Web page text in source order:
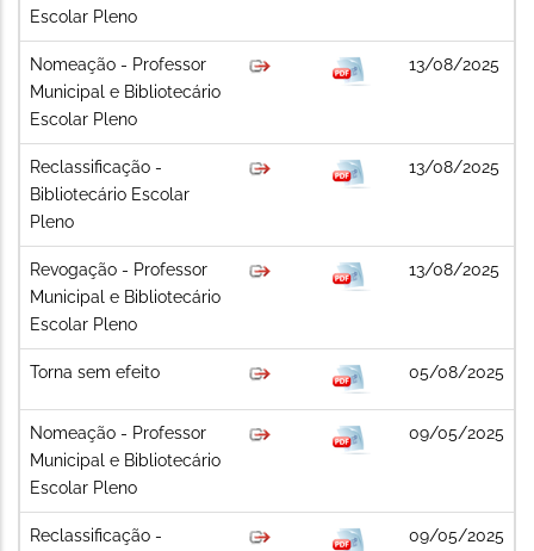
Escolar Pleno
Nomeação - Professor
Municipal e Bibliotecário
Escolar Pleno
13/08/2025
Reclassificação -
Bibliotecário Escolar
Pleno
13/08/2025
Revogação - Professor
Municipal e Bibliotecário
Escolar Pleno
13/08/2025
Torna sem efeito 05/08/2025
Nomeação - Professor
Municipal e Bibliotecário
Escolar Pleno
09/05/2025
Reclassificação -
09/05/2025